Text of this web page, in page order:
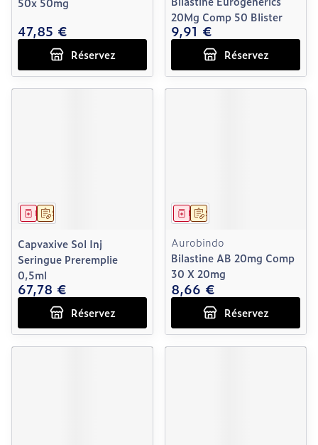
47,85 €
Réservez
20Mg Comp 50 Blister
9,91 €
Réservez
Sur prescription
Médicament
Capvaxive Sol Inj
Seringue Preremplie
0,5ml
67,78 €
Réservez
Sur prescription
Médicament
Aurobindo
Bilastine AB 20mg Comp
30 X 20mg
8,66 €
Réservez